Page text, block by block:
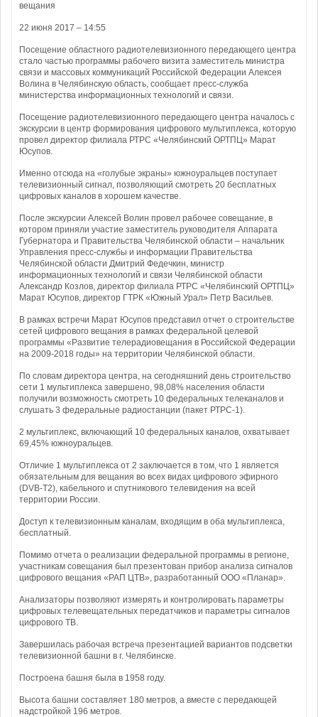
вещания
22 июня 2017 – 14:55
Посещение областного радиотелевизионного передающего центра
стало частью программы рабочего визита заместитель министра
связи и массовых коммуникаций Российской Федерации Алексея
Волина в Челябинскую область, сообщает пресс-служба
министерства информационных технологий и связи.
Посещение радиотелевизионного передающего центра началось с
экскурсии в центр формирования цифрового мультиплекса, которую
провел директор филиала РТРС «Челябинский ОРТПЦ» Марат
Юсупов.
Именно отсюда на «голубые экраны» южноуральцев поступает
телевизионный сигнал, позволяющий смотреть 20 бесплатных
цифровых каналов в хорошем качестве.
После экскурсии Алексей Волин провел рабочее совещание, в
котором приняли участие заместитель руководителя Аппарата
Губернатора и Правительства Челябинской области – начальник
Управления пресс-службы и информации Правительства
Челябинской области Дмитрий Федечкин, министр
информационных технологий и связи Челябинской области
Александр Козлов, директор филиала РТРС «Челябинский ОРТПЦ»
Марат Юсупов, директор ГТРК «Южный Урал» Петр Васильев.
В рамках встречи Марат Юсупов представил отчет о строительстве
сетей цифрового вещания в рамках федеральной целевой
программы «Развитие телерадиовещания в Российской Федерации
на 2009-2018 годы» на территории Челябинской области.
По словам директора центра, на сегодняшний день строительство
сети 1 мультиплекса завершено, 98,08% населения области
получили возможность смотреть 10 федеральных телеканалов и
слушать 3 федеральные радиостанции (пакет РТРС-1).
2 мультиплекс, включающий 10 федеральных каналов, охватывает
69,45% южноуральцев.
Отличие 1 мультиплекса от 2 заключается в том, что 1 является
обязательным для вещания во всех видах цифрового эфирного
(DVB-T2), кабельного и спутникового телевидения на всей
территории России.
Доступ к телевизионным каналам, входящим в оба мультиплекса,
бесплатный.
Помимо отчета о реализации федеральной программы в регионе,
участникам совещания был презентован прибор анализа сигналов
цифрового вещания «РАП ЦТВ», разработанный ООО «Планар».
Анализаторы позволяют измерять и контролировать параметры
цифровых телевещательных передатчиков и параметры сигналов
цифрового ТВ.
Завершилась рабочая встреча презентацией вариантов подсветки
телевизионной башни в г. Челябинске.
Построена башня была в 1958 году.
Высота башни составляет 180 метров, а вместе с передающей
надстройкой 196 метров.